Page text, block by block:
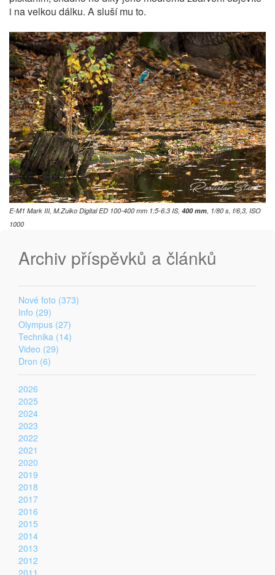
i na velkou dálku. A sluší mu to.
E-M1 Mark III, M.Zuiko Digital ED 100-400 mm 1:5-6.3 IS, 400 mm , 1/80 s, f/6,3, ISO
1000
Archiv příspěvků a článků
Nové foto (373)
Info (29)
Olympus (27)
Technika (14)
Video (29)
Dron (6)
2026
2025
2024
2023
2022
2021
2020
2019
2018
2017
2016
2015
2014
2013
2012
2011